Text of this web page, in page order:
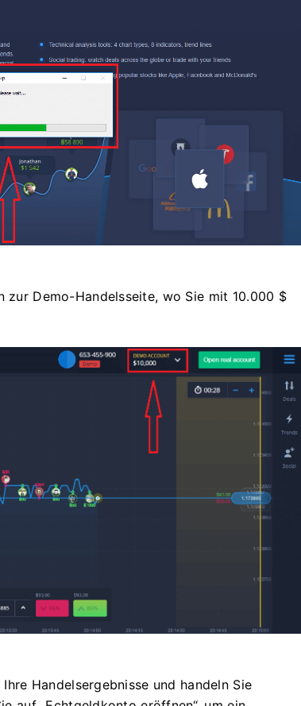
Demo-Handelsseite, wo Sie mit 10.000 $
Handelsergebnisse und handeln Sie